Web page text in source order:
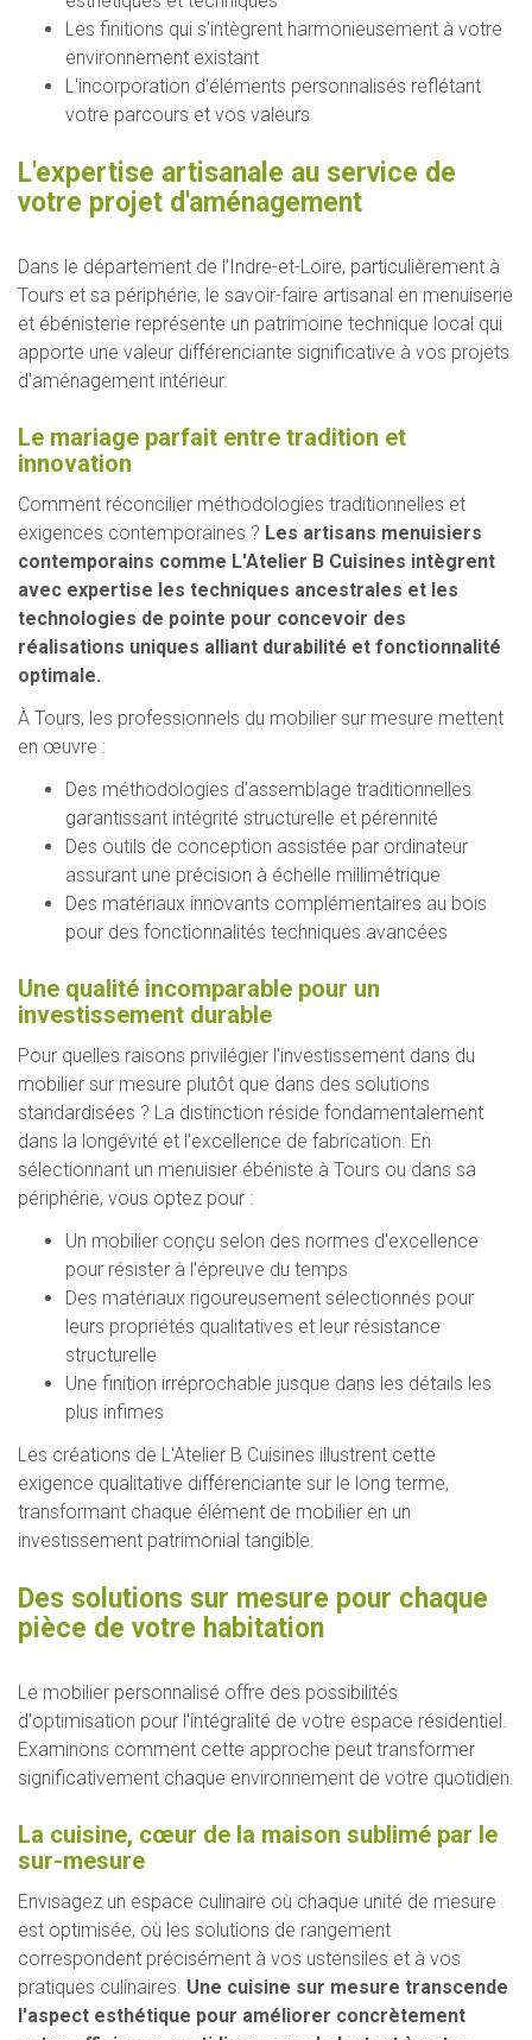
Les finitions qui s'intègrent harmonieusement à votre
environnement existant
L'incorporation d'éléments personnalisés reflétant
votre parcours et vos valeurs
L'expertise artisanale au service de
votre projet d'aménagement
Dans le département de l'Indre-et-Loire, particulièrement à
Tours et sa périphérie, le savoir-faire artisanal en menuiserie
et ébénisterie représente un patrimoine technique local qui
apporte une valeur différenciante significative à vos projets
d'aménagement intérieur.
Le mariage parfait entre tradition et
innovation
Comment réconcilier méthodologies traditionnelles et
exigences contemporaines ? Les artisans menuisiers
contemporains comme L'Atelier B Cuisines intègrent
avec expertise les techniques ancestrales et les
technologies de pointe pour concevoir des
réalisations uniques alliant durabilité et fonctionnalité
optimale.
À Tours, les professionnels du mobilier sur mesure mettent
en œuvre :
Des méthodologies d'assemblage traditionnelles
garantissant intégrité structurelle et pérennité
Des outils de conception assistée par ordinateur
assurant une précision à échelle millimétrique
Des matériaux innovants complémentaires au bois
pour des fonctionnalités techniques avancées
Une qualité incomparable pour un
investissement durable
Pour quelles raisons privilégier l'investissement dans du
mobilier sur mesure plutôt que dans des solutions
standardisées ? La distinction réside fondamentalement
dans la longévité et l'excellence de fabrication. En
sélectionnant un menuisier ébéniste à Tours ou dans sa
périphérie, vous optez pour :
Un mobilier conçu selon des normes d'excellence
pour résister à l'épreuve du temps
Des matériaux rigoureusement sélectionnés pour
leurs propriétés qualitatives et leur résistance
structurelle
Une finition irréprochable jusque dans les détails les
plus infimes
Les créations de L'Atelier B Cuisines illustrent cette
exigence qualitative différenciante sur le long terme,
transformant chaque élément de mobilier en un
investissement patrimonial tangible.
Des solutions sur mesure pour chaque
pièce de votre habitation
Le mobilier personnalisé offre des possibilités
d'optimisation pour l'intégralité de votre espace résidentiel.
Examinons comment cette approche peut transformer
significativement chaque environnement de votre quotidien.
La cuisine, cœur de la maison sublimé par le
sur-mesure
Envisagez un espace culinaire où chaque unité de mesure
est optimisée, où les solutions de rangement
correspondent précisément à vos ustensiles et à vos
pratiques culinaires. Une cuisine sur mesure transcende
l'aspect esthétique pour améliorer concrètement